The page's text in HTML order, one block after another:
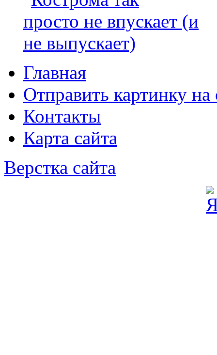
Главная
Отправить картинку на
Контакты
Карта сайта
Верстка сайта